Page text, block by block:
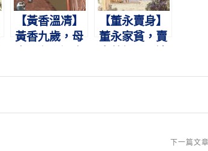
【黃香溫凊】
黃香九歲，母
【董永賣身】
董永家貧，賣
下一篇文章